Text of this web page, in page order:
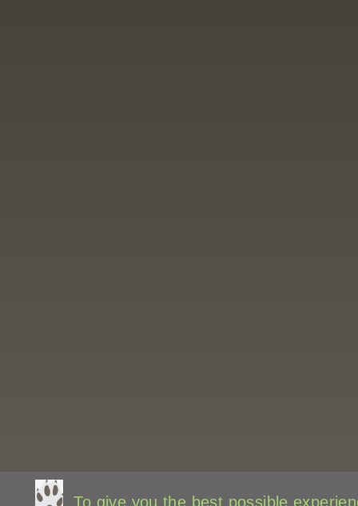
To give you the best possible